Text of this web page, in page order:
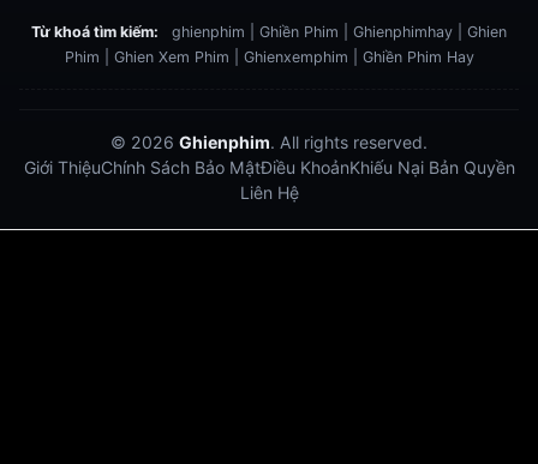
Từ khoá tìm kiếm:
ghienphim | Ghiền Phim | Ghienphimhay | Ghien
Phim | Ghien Xem Phim | Ghienxemphim | Ghiền Phim Hay
© 2026 Ghienphim. All rights reserved.
Giới ThiệuChính Sách Bảo MậtĐiều KhoảnKhiếu Nại Bản Quyền
Liên Hệ